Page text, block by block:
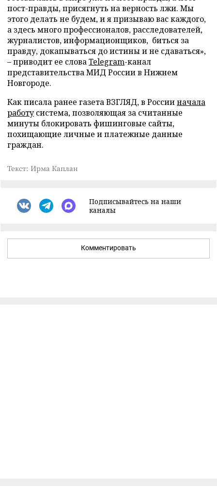
пост-правды, присягнуть на верность лжи. Мы
этого делать не будем, и я призываю вас каждого,
а здесь много профессионалов, расследователей,
журналистов, информационщиков, биться за
правду, докапываться до истины и не сдаваться»,
– приводит ее словаTelegram-канал
представительства МИД России в Нижнем
Новгороде.
Как писала ранее газета ВЗГЛЯД, в Россииначала
работусистема, позволяющая за считанные
минуты блокировать фишинговые сайты,
похищающие личные и платежные данные
граждан.
Текст: Ирма Каплан
Подписывайтесь на наши
каналы
Комментировать